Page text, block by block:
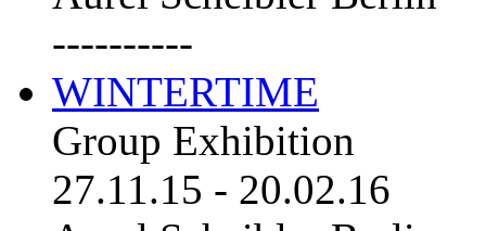
----------
WINTERTIME
Group Exhibition
27.11.15 - 20.02.16